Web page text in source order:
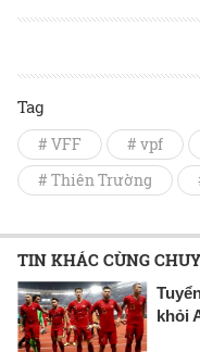
Tag
# VFF # vpf
# Thiên Trường
TIN KHÁC CÙNG
khỏi